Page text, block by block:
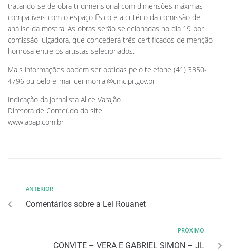
tratando-se de obra tridimensional com dimensões máximas
compatíveis com o espaço físico e a critério da comissão de
análise da mostra. As obras serão selecionadas no dia 19 por
comissão julgadora, que concederá três certificados de menção
honrosa entre os artistas selecionados.
Mais informações podem ser obtidas pelo telefone (41) 3350-
4796 ou pelo e-mail cerimonial@cmc.pr.gov.br
Indicação da jornalista Alice Varajão
Diretora de Conteúdo do site
www.apap.com.br
ANTERIOR
Comentários sobre a Lei Rouanet
PRÓXIMO
CONVITE – VERA E GABRIEL SIMON – JL